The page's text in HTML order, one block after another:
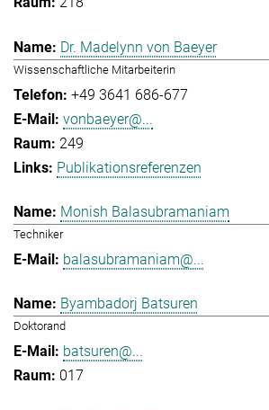
Dr. Madelynn von Baeyer
Wissenschaftliche Mitarbeiterin
+49 3641 686-677
vonbaeyer@...
249
Publikationsreferenzen
Monish Balasubramaniam
Techniker
balasubramaniam@...
Byambadorj Batsuren
Doktorand
batsuren@...
017